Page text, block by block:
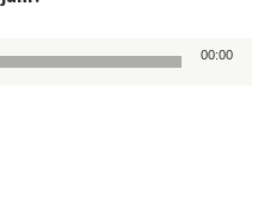
00:00